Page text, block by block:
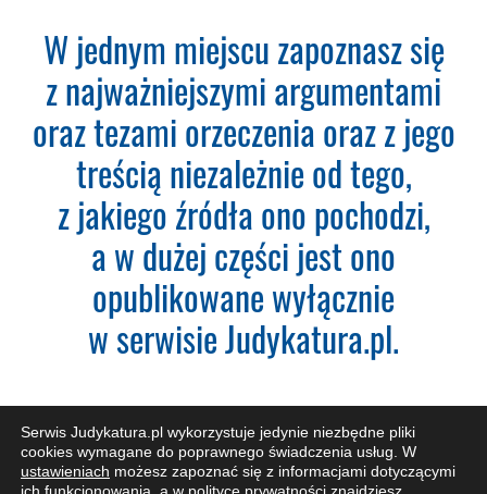
Aktualności Plus 360
Wyszukiwarka 360
Wyszukiwarka Plus 360 dni
Adres e-mail:
Nazwa Firmy:
NIP:
Adres firmy:
W jednym miejscu zapoznasz się
z najważniejszymi argumentami
oraz tezami orzeczenia oraz z jego
treścią niezależnie od tego,
z jakiego źródła ono pochodzi,
a w dużej części jest ono
opublikowane wyłącznie
w serwisie Judykatura.pl.
Serwis Judykatura.pl wykorzystuje jedynie niezbędne pliki
cookies wymagane do poprawnego świadczenia usług. W
ustawieniach możesz zapoznać się z informacjami dotyczącymi